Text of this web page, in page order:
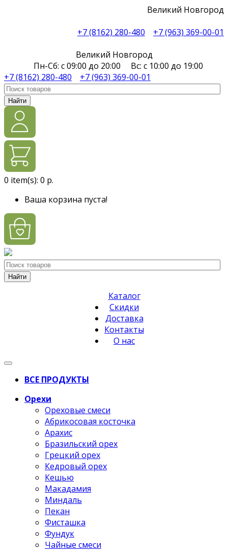
Великий Новгород
+7 (8162) 280-480
+7 (963) 369-00-01
Великий Новгород
Пн-Сб: с 09:00 до 20:00 Вс: с 10:00 до 19:00
+7 (8162) 280-480
+7 (963) 369-00-01
Найти
0 item(s): 0 р.
Ваша корзина пуста!
Найти
Каталог
Скидки
Доставка
Контакты
О нас
ВСЕ ПРОДУКТЫ
Орехи
Ореховые смеси
Абрикосовая косточка
Арахис
Бразильский орех
Грецкий орех
Кедровый орех
Кешью
Макадамия
Миндаль
Пекан
Фисташка
Фундук
Чайные смеси